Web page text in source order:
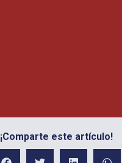
¡Comparte este artículo!